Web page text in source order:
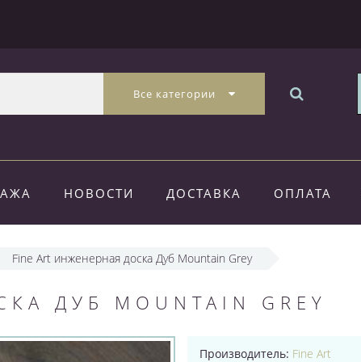
Все категории
НОВОСТИ ДОСТАВКА ОПЛАТА
Fine Art инженерная доска Дуб Mountain Grey
ДУБ MOUNTAIN GREY
Производитель: Fine Art